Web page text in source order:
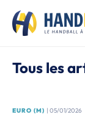
Tous les
EURO (M) | 05/01/2026